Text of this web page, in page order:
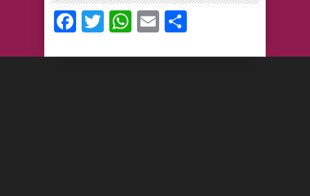
Facebook
TwitterWhatsApp
Email